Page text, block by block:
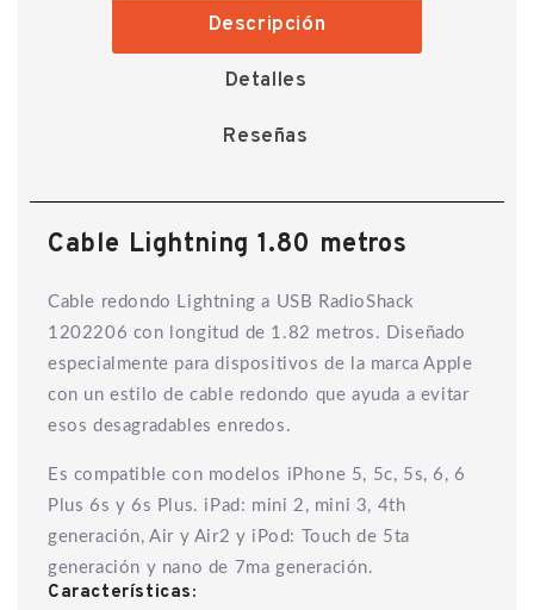
Descripción
Detalles
Reseñas
Cable Lightning 1.80 metros
Cable redondo Lightning a USB RadioShack
1202206 con longitud de 1.82 metros. Diseñado
especialmente para dispositivos de la marca Apple
con un estilo de cable redondo que ayuda a evitar
esos desagradables enredos.
Es compatible con modelos iPhone 5, 5c, 5s, 6, 6
Plus 6s y 6s Plus. iPad: mini 2, mini 3, 4th
generación, Air y Air2 y iPod: Touch de 5ta
generación y nano de 7ma generación.
Características: